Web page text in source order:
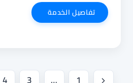
تفاصيل الخدمةشركة
تنظيف